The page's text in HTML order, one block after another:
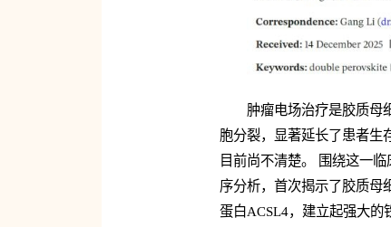
肿瘤电场治疗是胶质母
胞分裂，显著延长了患者生
目前尚不清楚。 围绕这一
序分析，首次揭示了胶质母
蛋白ACSL4，建立起强大的